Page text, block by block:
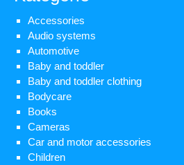
Accessories
Audio systems
Automotive
Baby and toddler
Baby and toddler clothing
Bodycare
Books
Cameras
Car and motor accessories
Children